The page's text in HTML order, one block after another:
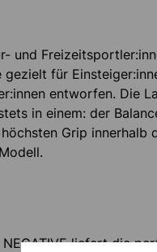
und
gezielt für
entworfen. Die
in einem: der
Grip innerhalb
liefert die